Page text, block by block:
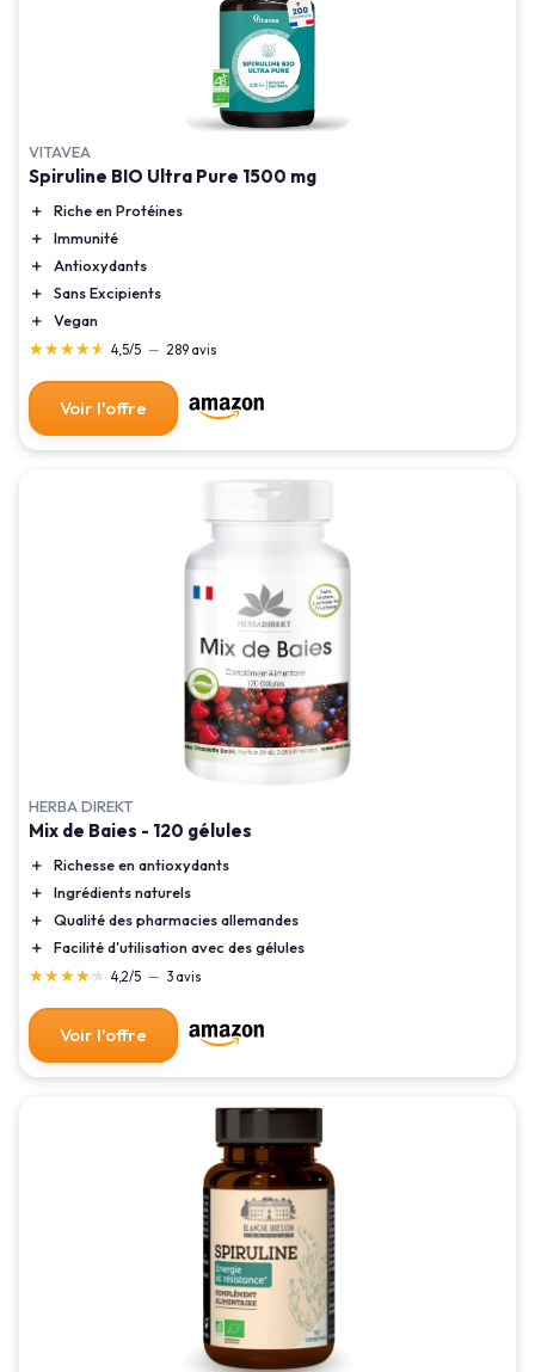
VITAVEA
Spiruline BIO Ultra Pure 1500 mg
＋
Riche en Protéines
＋
Immunité
＋
Antioxydants
＋
Sans Excipients
＋
Vegan
★★★★★
★★★★★ 4,5/5 — 289 avis
Voir l'offre
HERBA DIREKT
Mix de Baies - 120 gélules
＋
Richesse en antioxydants
＋
Ingrédients naturels
＋
Qualité des pharmacies allemandes
＋
Facilité d'utilisation avec des gélules
★★★★★
★★★★★ 4,2/5 — 3 avis
Voir l'offre